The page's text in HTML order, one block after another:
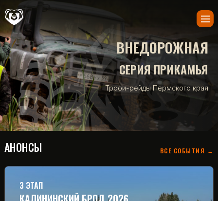
ВНЕДОРОЖНАЯ
СЕРИЯ ПРИКАМЬЯ
Трофи-рейды Пермского края
АНОНСЫ ВСЕ СОБЫТИЯ →
3 ЭТАП